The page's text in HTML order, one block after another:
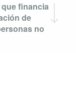
financia
de
no